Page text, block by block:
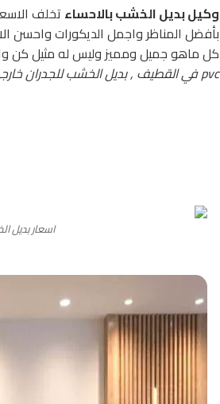
وكيل بديل الخشب بالاحساء تخلف
بأفضل المناظر واجمل الديكورات واحسن
كل ماهو جميل ومميز وليس له مثيل كن
pvc في القطيف , بديل الخشب للجدران خارجي بالاحساء , الواح بديل الخشب في العزيزية ,
اسعار بديل